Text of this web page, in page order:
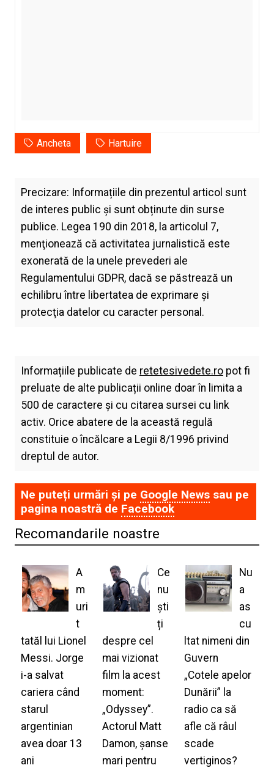
Ancheta Hartuire
Precizare: Informațiile din prezentul articol sunt
de interes public și sunt obținute din surse
publice. Legea 190 din 2018, la articolul 7,
menţionează că activitatea jurnalistică este
exonerată de la unele prevederi ale
Regulamentului GDPR, dacă se păstrează un
echilibru între libertatea de exprimare şi
protecţia datelor cu caracter personal.
Informațiile publicate de retetesivedete.ropot fi
preluate de alte publicații online doar în limita a
500 de caractere și cu citarea sursei cu link
activ. Orice abatere de la această regulă
constituie o încălcare a Legii 8/1996 privind
dreptul de autor.
Ne puteți urmări și pe Google Newssau pe
pagina noastră de Facebook
Recomandarile noastre
A
m
uri
t
tatăl lui Lionel
Messi. Jorge
i-a salvat
cariera când
starul
argentinian
avea doar 13
ani
Ce
nu
ști
ți
despre cel
mai vizionat
film la acest
moment:
„Odyssey”.
Actorul Matt
Damon, șanse
mari pentru
Nu
a
as
cu
ltat nimeni din
Guvern
„Cotele apelor
Dunării” la
radio ca să
afle că râul
scade
vertiginos?